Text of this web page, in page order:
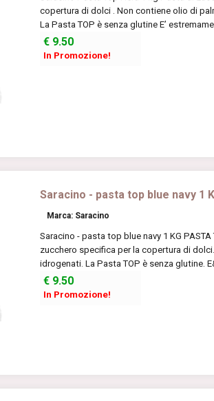
copertura di dolci . Non contiene olio di
La Pasta TOP è senza glutine E’
€ 9.50
In Promozione!
Saracino - pasta top blue navy 1
Marca: Saracino
Saracino - pasta top blue navy 1 KG
zucchero specifica per la copertura di
idrogenati. La Pasta TOP è senza glutine.
€ 9.50
In Promozione!